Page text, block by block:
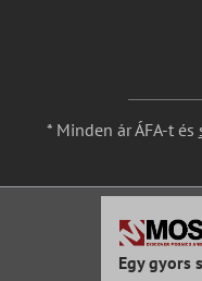
* Minden ár ÁFA-t és
Egy gyors